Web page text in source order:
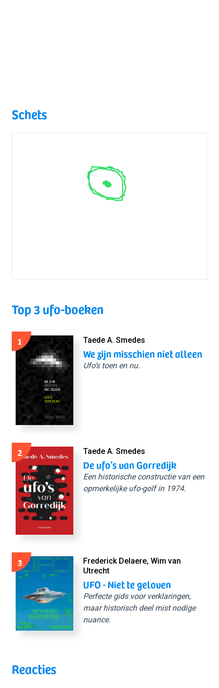
Schets
Top 3 ufo-boeken
1 Taede A. Smedes
We zijn misschien niet alleen
Ufo’s toen en nu.
2 Taede A. Smedes
De ufo’s van Gorredijk
Een historische constructie van een
opmerkelijke ufo-golf in 1974.
3
Frederick Delaere, Wim van
Utrecht
UFO - Niet te geloven
Perfecte gids voor verklaringen,
maar historisch deel mist nodige
nuance.
Reacties